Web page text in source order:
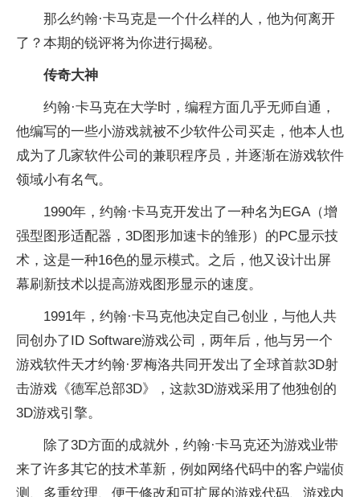
那么约翰·卡马克是一个什么样的人，他为何离开
了？本期的锐评将为你进行揭秘。
传奇大神
约翰·卡马克在大学时，编程方面几乎无师自通，
他编写的一些小游戏就被不少软件公司买走，他本人也
成为了几家软件公司的兼职程序员，并逐渐在游戏软件
领域小有名气。
1990年，约翰·卡马克开发出了一种名为EGA（增
强型图形适配器，3D图形加速卡的雏形）的PC显示技
术，这是一种16色的显示模式。之后，他又设计出屏
幕刷新技术以提高游戏图形显示的速度。
1991年，约翰·卡马克他决定自己创业，与他人共
同创办了ID Software游戏公司，两年后，他与另一个
游戏软件天才约翰·罗梅洛共同开发出了全球首款3D射
击游戏《德军总部3D》，这款3D游戏采用了他独创的
3D游戏引擎。
除了3D方面的成就外，约翰·卡马克还为游戏业带
来了许多其它的技术革新，例如网络代码中的客户端侦
测、多重纹理、便于修改和可扩展的游戏代码、游戏内